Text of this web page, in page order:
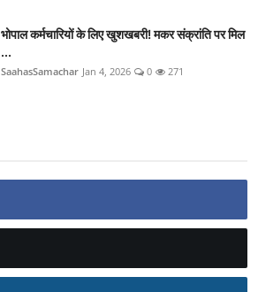
भोपाल कर्मचारियों के लिए खुशखबरी! मकर संक्रांति पर मिल
...
SaahasSamachar Jan 4, 2026 0 271